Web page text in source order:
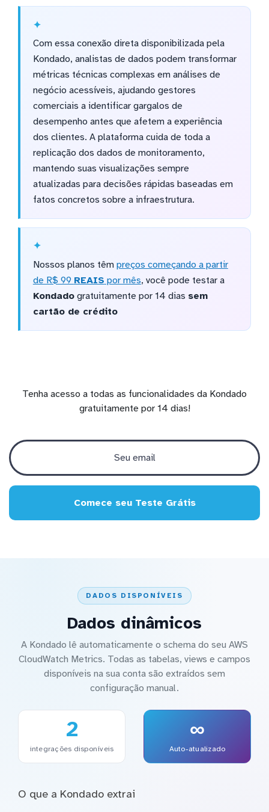
Com essa conexão direta disponibilizada pela
Kondado, analistas de dados podem transformar
métricas técnicas complexas em análises de
negócio acessíveis, ajudando gestores
comerciais a identificar gargalos de
desempenho antes que afetem a experiência
dos clientes. A plataforma cuida de toda a
replicação dos dados de monitoramento,
mantendo suas visualizações sempre
atualizadas para decisões rápidas baseadas em
fatos concretos sobre a infraestrutura.
Nossos planos têm preços começando a partir
de R$ 99 REAIS por mês, você pode testar a
Kondadogratuitamente por 14 dias sem
cartão de crédito
Tenha acesso a todas as funcionalidades da Kondado
gratuitamente por 14 dias!
Comece seu Teste Grátis
DADOS DISPONÍVEIS
Dados dinâmicos
A Kondado lê automaticamente o schema do seu AWS
CloudWatch Metrics. Todas as tabelas, views e campos
disponíveis na sua conta são extraídos sem
configuração manual.
2
integrações disponíveis
∞
Auto-atualizado
O que a Kondado extrai